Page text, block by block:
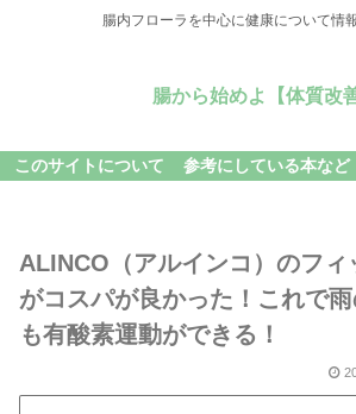
腸内フローラを中心に健康について情
腸から始めよ【体質改
このサイトについて 参考にしている本など
ALINCO（アルインコ）のフィ
がコスパが良かった！これで
も有酸素運動ができる！